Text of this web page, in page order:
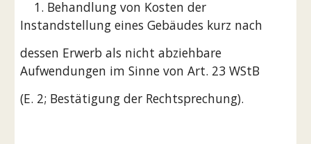
Instandstellung eines Gebäudes kurz nach
dessen Erwerb als nicht abziehbare
Aufwendungen im Sinne von Art. 23 WStB
(E. 2; Bestätigung der Rechtsprechung).